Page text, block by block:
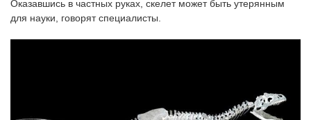
Оказавшись в частных руках, скелет может быть утерянным
для науки, говорят специалисты.